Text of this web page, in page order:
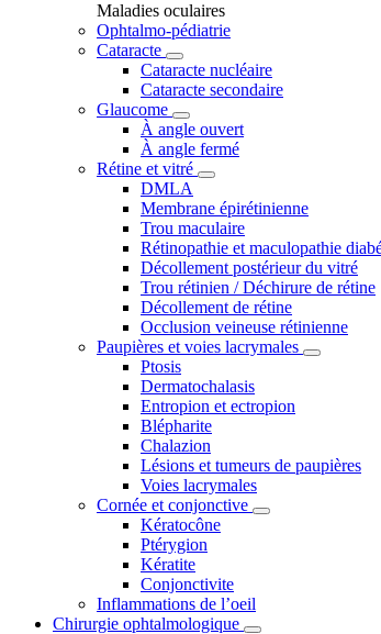
Maladies oculaires
Ophtalmo-pédiatrie
Cataracte
Cataracte nucléaire
Cataracte secondaire
Glaucome
À angle ouvert
À angle fermé
Rétine et vitré
DMLA
Membrane épirétinienne
Trou maculaire
Rétinopathie et maculopathie
Décollement postérieur du vitré
Trou rétinien / Déchirure de rétine
Décollement de rétine
Occlusion veineuse rétinienne
Paupières et voies lacrymales
Ptosis
Dermatochalasis
Entropion et ectropion
Blépharite
Chalazion
Lésions et tumeurs de paupières
Voies lacrymales
Cornée et conjonctive
Kératocône
Ptérygion
Kératite
Conjonctivite
Inflammations de l’oeil
Chirurgie ophtalmologique